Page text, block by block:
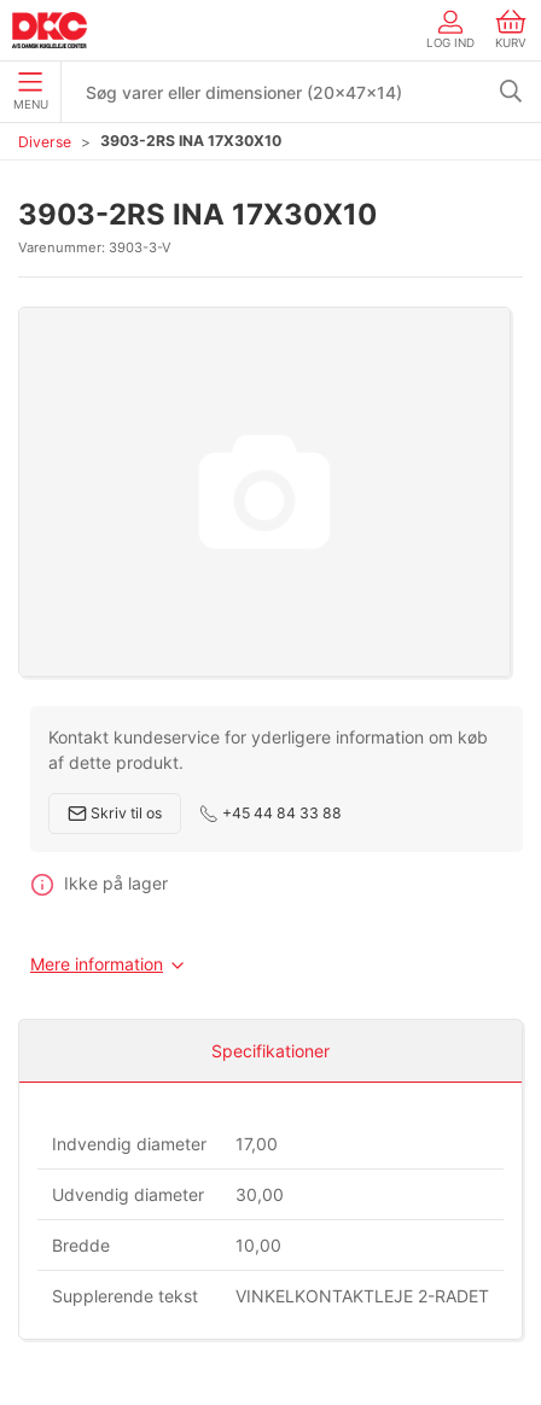
LOG IND KURV
MENU
Diverse 3903-2RS INA 17X30X10
3903-2RS INA 17X30X10
Varenummer: 3903-3-V
Kontakt kundeservice for yderligere information om køb
af dette produkt.
Skriv til os +45 44 84 33 88
Ikke på lager
Mere information
Specifikationer
Indvendig diameter 17,00
Udvendig diameter 30,00
Bredde 10,00
Supplerende tekst VINKELKONTAKTLEJE 2-RADET